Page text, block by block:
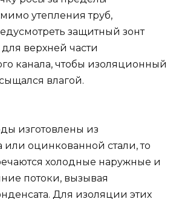
утепления труб,
защитный зонт
верхней части
канала, чтобы изоляционный
влагой.
изготовлены из
или оцинкованной стали, то
холодные наружные и
потоки, вызывая
Для изоляции этих